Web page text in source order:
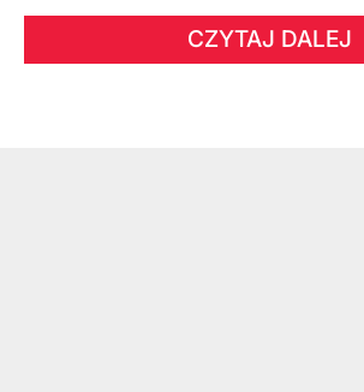
CZYTAJ DALEJ